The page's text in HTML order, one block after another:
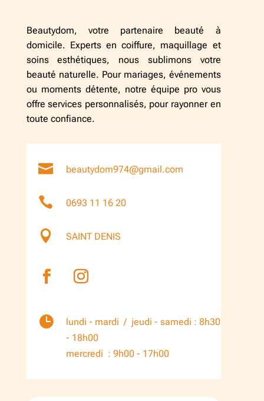
Beautydom, votre partenaire beauté à
domicile. Experts en coiffure, maquillage et
soins esthétiques, nous sublimons votre
beauté naturelle. Pour mariages, événements
ou moments détente, notre équipe pro vous
offre services personnalisés, pour rayonner en
toute confiance.
 beautydom974@gmail.com
 0693 11 16 20
 SAINT DENIS

lundi - mardi / jeudi - samedi : 8h30
- 18h00
mercredi : 9h00 - 17h00